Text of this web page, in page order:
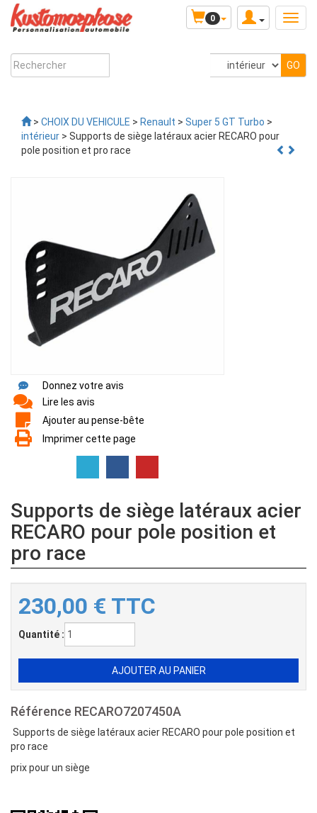
0
> CHOIX DU VEHICULE > Renault > Super 5 GT Turbo >
intérieur > Supports de siège latéraux acier RECARO pour
pole position et pro race
Donnez votre avis
Lire les avis
Ajouter au pense-bête
Imprimer cette page
Supports de siège latéraux acier
RECARO pour pole position et
pro race
230,00 € TTC
Quantité :
Référence RECARO7207450A
Supports de siège latéraux acier RECARO pour pole position et
pro race
prix pour un siège